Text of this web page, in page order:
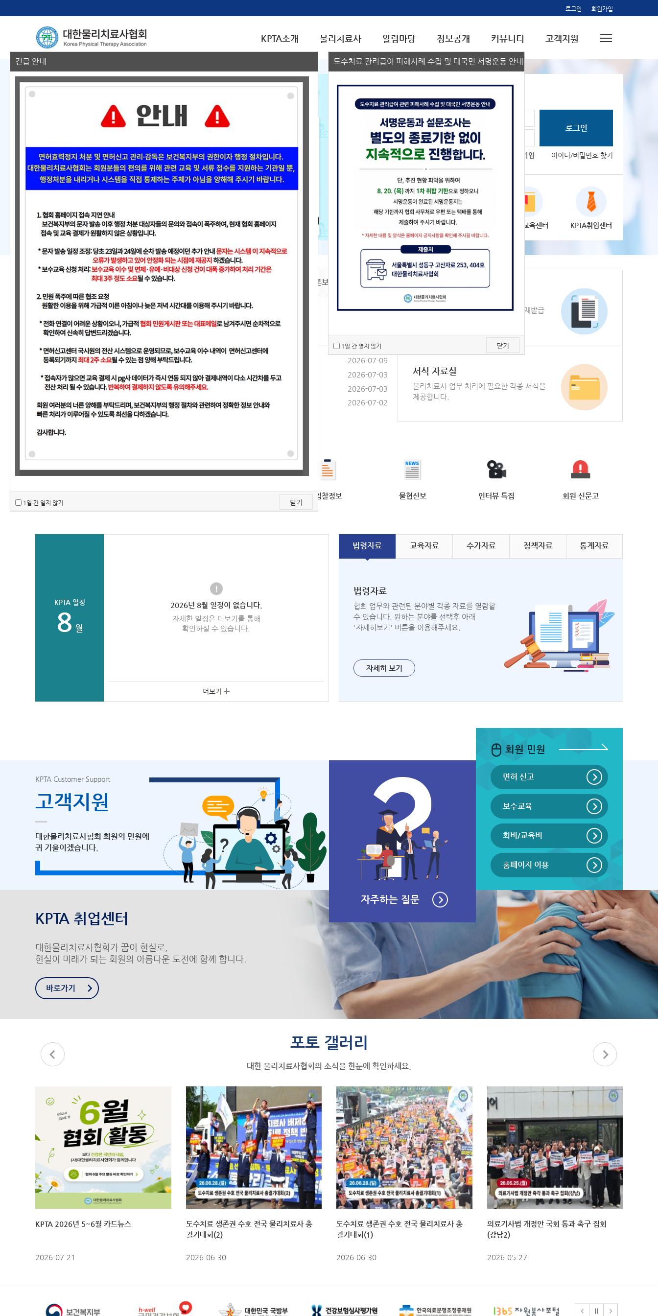
로그인 회원가입
KPTA소개 물리치료사 알림마당 정보공개 커뮤니티 고객지원
긴급 안내
1일 간 열지 않기 닫기
도수치료 관리급여 피해사례 수집 및 대국민 서명운동 안내
1일 간 열지 않기 닫기
아이디 저장 회원가입 아이디/비밀번호 찾기
토론의장 면허신고 교육센터 KPTA취업센터
중앙회 공지사항 시도회 공지사항 언론보도
2026-07-22
도수치료 관리급여 제도 개선 촉구 대국민 서명운동 및 피해사례 수집 안내
2026-07-09
도수치료 관리급여 7월 1일 시행에 따른 대한물리치료사협회 성명서
2026-07-03
도수치료 관리급여 고용피해상담 안내
2026-07-03
[보수교육] 2014~2025년도 온라인 보충 보수교육 추가 연장 실시 안내
2026-07-02
증명서 발급
면허/자격증 등 증명서를 발급 신청, 재발급
서식 자료실
물리치료사 업무 처리에 필요한 각종 서식을
제공합니다.
한눈에 보는
입찰정보 물협신보 인터뷰특집 회원 신문고
KPTA 일정
8 월
2026년 8월 일정이 없습니다.
자세한 일정은 더보기를 통해
확인하실 수 있습니다.
더보기
법령자료 교육자료 수가자료 정책자료 통계 자료
법령자료
협회 업무와 관련된 분야별 각종 자료를 열람할
수 있습니다. 원하는 분야를 선택후 아래
'자세히보기' 버튼을 이용해주세요.
자세히 보기
KPTA Customer Support
고객지원
대한물리치료사협회 회원의 민원에
귀 기울이겠습니다.
자주하는 질문
회원 민원
면허 신고
보수교육
회비/교육비
홈페이지 이용
KPTA 취업센터
대한물리치료사협회가 꿈이 현실로,
현실이 미래가 되는 회원의 아름다운 도전에 함께 합니다.
바로가기
포토 갤러리
대한 물리치료사협회의 소식을 한눈에 확인하세요.
KPTA 2026년 5~6월 카드뉴스
2026-07-21
도수치료 생존권 수호 전국 물리치료사 총
궐기대회(2)
2026-06-30
도수치료 생존권 수호 전국 물리치료사 총
궐기대회(1)
2026-06-30
의료기사법 개정안 국회 통과 촉구 집회
(강남2)
2026-05-27